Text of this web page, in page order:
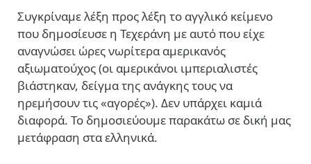
Συγκρίναμε λέξη προς λέξη το αγγλικό κείμενο
που δημοσίευσε η Τεχεράνη με αυτό που είχε
αναγνώσει ώρες νωρίτερα αμερικανός
αξιωματούχος (οι αμερικάνοι ιμπεριαλιστές
βιάστηκαν, δείγμα της ανάγκης τους να
ηρεμήσουν τις «αγορές»). Δεν υπάρχει καμιά
διαφορά. Το δημοσιεύουμε παρακάτω σε δική μας
μετάφραση στα ελληνικά.